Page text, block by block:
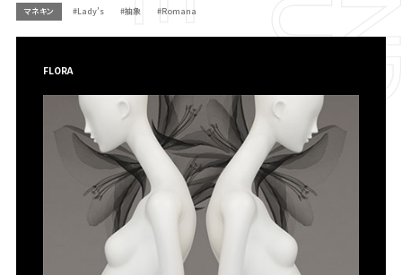
マネキン #Lady’s #抽象 #Romana
FLORA